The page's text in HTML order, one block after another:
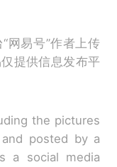
网易号”作者上传
提供信息发布平
the pictures
posted by a
a social media